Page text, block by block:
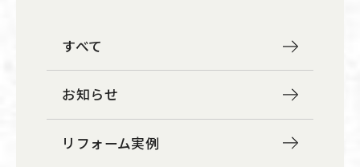
すべて
お知らせ
リフォーム実例